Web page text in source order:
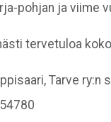
pohjan ja viime
tervetuloa
Tarve ry:n